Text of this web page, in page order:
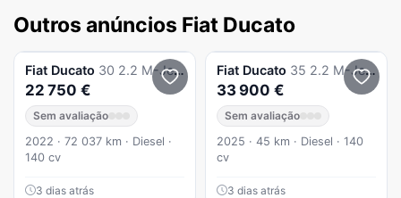
Outros anúncios Fiat Ducato
Fiat Ducato 30 2.2 M-Jet MH1
22 750 €
Sem avaliação
2022 · 72 037 km · Diesel ·
140 cv
3 dias atrás
Fiat Ducato 35 2.2 M-Jet XLH2
33 900 €
Sem avaliação
2025 · 45 km · Diesel · 140
cv
3 dias atrás